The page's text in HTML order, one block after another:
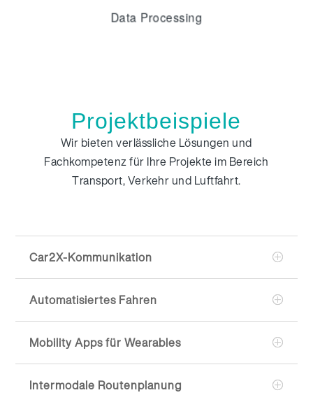
Codeanalyse
Configuration Management
Echtzeit
ECU
ISO 26262
MISRA
Qualitätssicherung
Requirements Engineering
Security
SIL
TS 16949
Artificial Intelligence
Big Data
Infotainment
MMI/HMI
Powertrain
Data Processing
DO-178B
DO-254
Simulationsmodelle
Softwareentwicklung
Testmanagement
Projektbeispiele
Wir bieten verlässliche Lösungen und
Fachkompetenz für Ihre Projekte im Bereich
Transport, Verkehr und Luftfahrt.
Car2X-Kommunikation
Automatisiertes Fahren
Mobility Apps für Wearables
Intermodale Routenplanung